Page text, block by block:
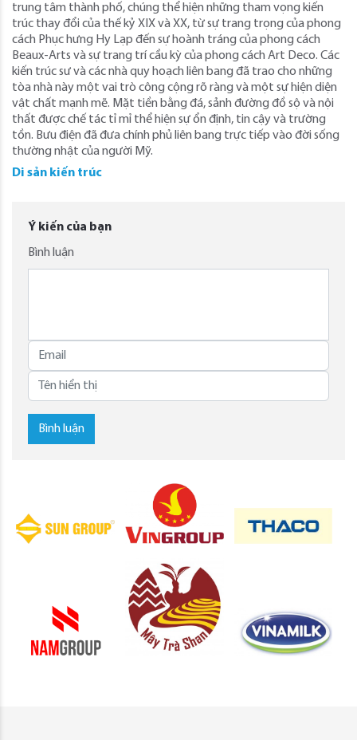
trung tâm thành phố, chúng thể hiện những tham vọng kiến ​​
trúc thay đổi của thế kỷ XIX và XX, từ sự trang trọng của phong
cách Phục hưng Hy Lạp đến sự hoành tráng của phong cách
Beaux-Arts và sự trang trí cầu kỳ của phong cách Art Deco. Các
kiến ​​trúc sư và các nhà quy hoạch liên bang đã trao cho những
tòa nhà này một vai trò công cộng rõ ràng và một sự hiện diện
vật chất mạnh mẽ. Mặt tiền bằng đá, sảnh đường đồ sộ và nội
thất được chế tác tỉ mỉ thể hiện sự ổn định, tin cậy và trường
tồn. Bưu điện đã đưa chính phủ liên bang trực tiếp vào đời sống
thường nhật của người Mỹ.
Di sản kiến trúc
Ý kiến của bạn
Bình luận
Bình luận